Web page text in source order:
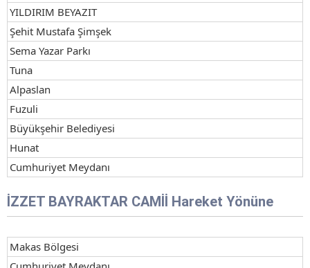
YILDIRIM BEYAZIT
Şehit Mustafa Şimşek
Sema Yazar Parkı
Tuna
Alpaslan
Fuzuli
Büyükşehir Belediyesi
Hunat
Cumhuriyet Meydanı
İZZET BAYRAKTAR CAMİİ Hareket Yönüne
Makas Bölgesi